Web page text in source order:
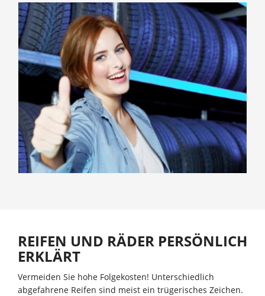
REIFEN UND RÄDER PERSÖNLICH
ERKLÄRT
Vermeiden Sie hohe Folgekosten! Unterschiedlich
abgefahrene Reifen sind meist ein trügerisches Zeichen.